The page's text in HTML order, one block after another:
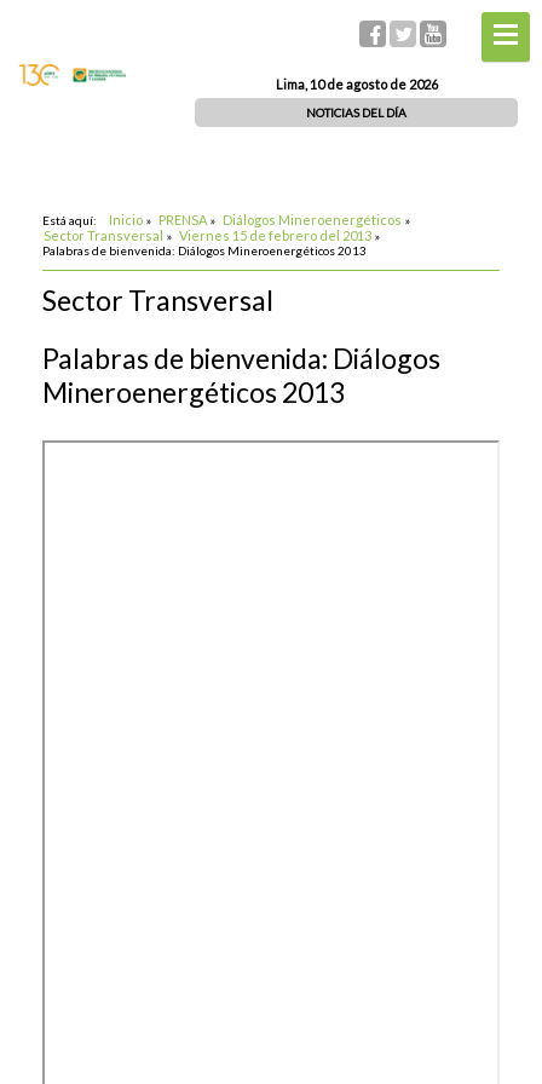
Lima, 10 de agosto de 2026
NOTICIAS DEL DÍA
Está aquí: Inicio » PRENSA » Diálogos Mineroenergéticos »
Sector Transversal » Viernes 15 de febrero del 2013 »
Palabras de bienvenida: Diálogos Mineroenergéticos 2013
Sector Transversal
Palabras de bienvenida: Diálogos
Mineroenergéticos 2013